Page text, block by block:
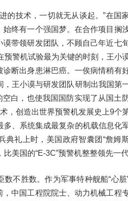
的技术，一切就无从谈起。”在国
终有一个强国梦。在合作项目搁
带领研发团队，不顾自己年近七
警机试验最为关键的时刻，王小
断出身患淋巴癌。一俟病情稍有
王小谟与研发团队研制出我国第
白，也使我国国防实现了从国土
，创造出世界预警机发展史上9个
、系统集成最复杂的机载信息化
典礼上时，美国政府智囊团“詹姆
美国的“E-3C”预警机整整领先一代
不胜数。作为军事特种舰船“心脏
中国工程院院士、动力机械工程